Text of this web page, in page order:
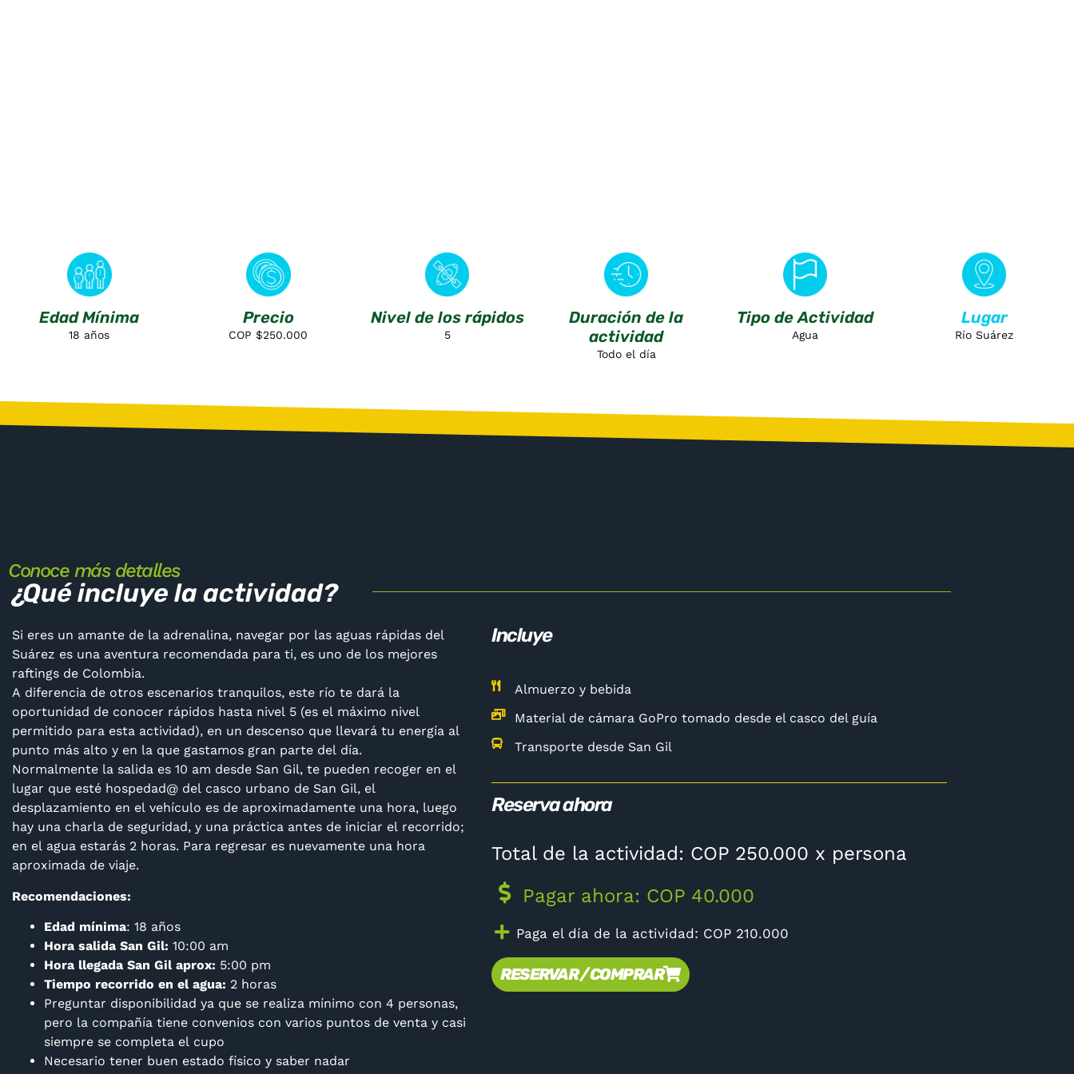
Edad Mínima
18 años
Precio
COP $250.000
Nivel de los rápidos
5
Duración de la
actividad
Todo el día
Tipo de Actividad
Agua
Lugar
Río Suárez
Conoce más detalles
¿Qué incluye la actividad?
Si eres un amante de la adrenalina, navegar por las aguas rápidas del
Suárez es una aventura recomendada para ti, es uno de los mejores
raftings de Colombia.
A diferencia de otros escenarios tranquilos, este río te dará la
oportunidad de conocer rápidos hasta nivel 5 (es el máximo nivel
permitido para esta actividad), en un descenso que llevará tu energía al
punto más alto y en la que gastamos gran parte del día.
Normalmente la salida es 10 am desde San Gil, te pueden recoger en el
lugar que esté hospedad@ del casco urbano de San Gil, el
desplazamiento en el vehículo es de aproximadamente una hora, luego
hay una charla de seguridad, y una práctica antes de iniciar el recorrido;
en el agua estarás 2 horas. Para regresar es nuevamente una hora
aproximada de viaje.
Recomendaciones:
Edad mínima: 18 años
Hora salida San Gil: 10:00 am
Hora llegada San Gil aprox: 5:00 pm
Tiempo recorrido en el agua: 2 horas
Preguntar disponibilidad ya que se realiza mínimo con 4 personas,
pero la compañía tiene convenios con varios puntos de venta y casi
siempre se completa el cupo
Necesario tener buen estado físico y saber nadar
Incluye
Almuerzo y bebida
Material de cámara GoPro tomado desde el casco del guía
Transporte desde San Gil
Reserva ahora
Total de la actividad: COP 250.000 x persona
Pagar ahora: COP 40.000
Paga el día de la actividad: COP 210.000
RESERVAR / COMPRAR